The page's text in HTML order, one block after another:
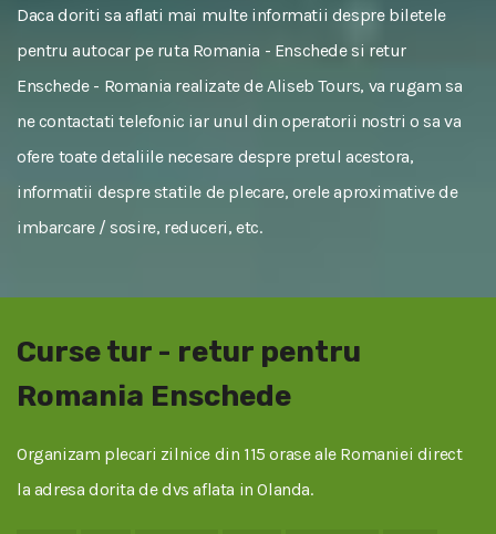
Daca doriti sa aflati mai multe informatii despre biletele
pentru autocar pe ruta Romania - Enschede si retur
Enschede - Romania realizate de Aliseb Tours, va rugam sa
ne contactati telefonic iar unul din operatorii nostri o sa va
ofere toate detaliile necesare despre pretul acestora,
informatii despre statile de plecare, orele aproximative de
imbarcare / sosire, reduceri, etc.
Curse tur - retur pentru
Romania Enschede
Organizam plecari zilnice din 115 orase ale Romaniei direct
la adresa dorita de dvs aflata in Olanda.